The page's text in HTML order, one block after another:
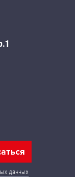
данных